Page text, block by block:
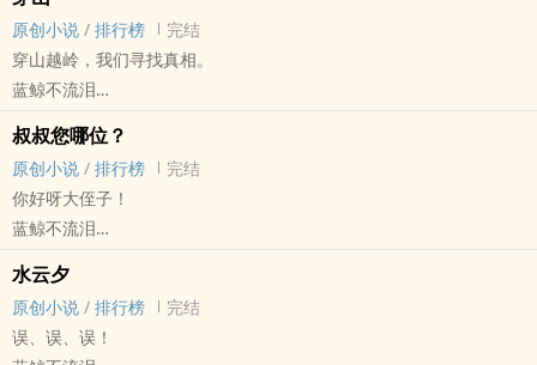
类。
为了调查一起“小妖越界掠夺金属”的案子，风惠然走进了一家名为“渡”
的书店，遇到了一个眼眸深邃的男人，荀酹。
——————
见人说人话见鬼说鬼话为人圆滑但不油腻的暖心攻（风惠然）x 隐忍
克制但是遇到攻就无条件妥协的伪女装大佬受（荀酹）
——————
现代都市玄幻，灵异但是不吓人。
两个人都是多重身份，跟几十万年前的一段故事有关。
文中内容有出处的都会标注，大部分出自《山海经》、《淮南子》和
古代神话传说故事。
所在年代：不详。
家世背景：不详。
家庭关系：不详。
许清变许箐，现代变古代，成年变幼童。
要不要打怪升级名留青史？To be or not to be啊！这是个严肃的问
题。
————
CP：夏景宣（夏禤）×许箐
视角：主受
TAG：穿越/年上/权谋/美食/种田（？）
————
现代 - HE - 年下
-我需要拉莫三嗪，更需要你。
-I will try to fix you.
——————
这是莫语被诊断为双相情感障碍的第八年，也是他单身的第八年。
这是楚洋开始了解心理疾病的第一年，也是他爱上莫语的第一年。
他们说得不对，爱情不能治愈心理疾病，但爱情是催化剂，是保护
绳，是搭建在疾病与治疗之间的桥梁，是横亘在生命与死亡之间的天
因为爱你，所以我愿意努力活下去。
——————
莫语x楚洋
原创小说 / 排行榜
完结
穿山越岭，我们寻找真相。
蓝鲸不流泪
现代 - 刑侦 - 年下 - 大长篇
正义，生命，价值……
往事是否可追？一切都有迹可循。
————————————
“我明白人性的不可控，在追求信仰的路途上会有无数荆棘和坎坷，每
过一个岔口，都无法避免地与一些人走散、告别。我会惶恐、会不
舍、会疑惑，但我不会停下脚步，哪怕最后这条路上只有我一人在踽
踽独行，我也绝不后悔。”
叔叔您哪位？
原创小说 / 排行榜
完结
你好呀大侄子！
蓝鲸不流泪
现代 - HE - 轻松 - 骨科
荤素均衡
CP：李诗楷×李杺
水云夕
原创小说 / 排行榜
完结
误、误、误！